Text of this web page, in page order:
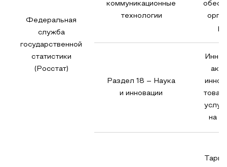
Федеральная
служба
государственной
статистики
(Росстат)
коммуникационные
технологии
Раздел 18 – Наука
и инновации
на